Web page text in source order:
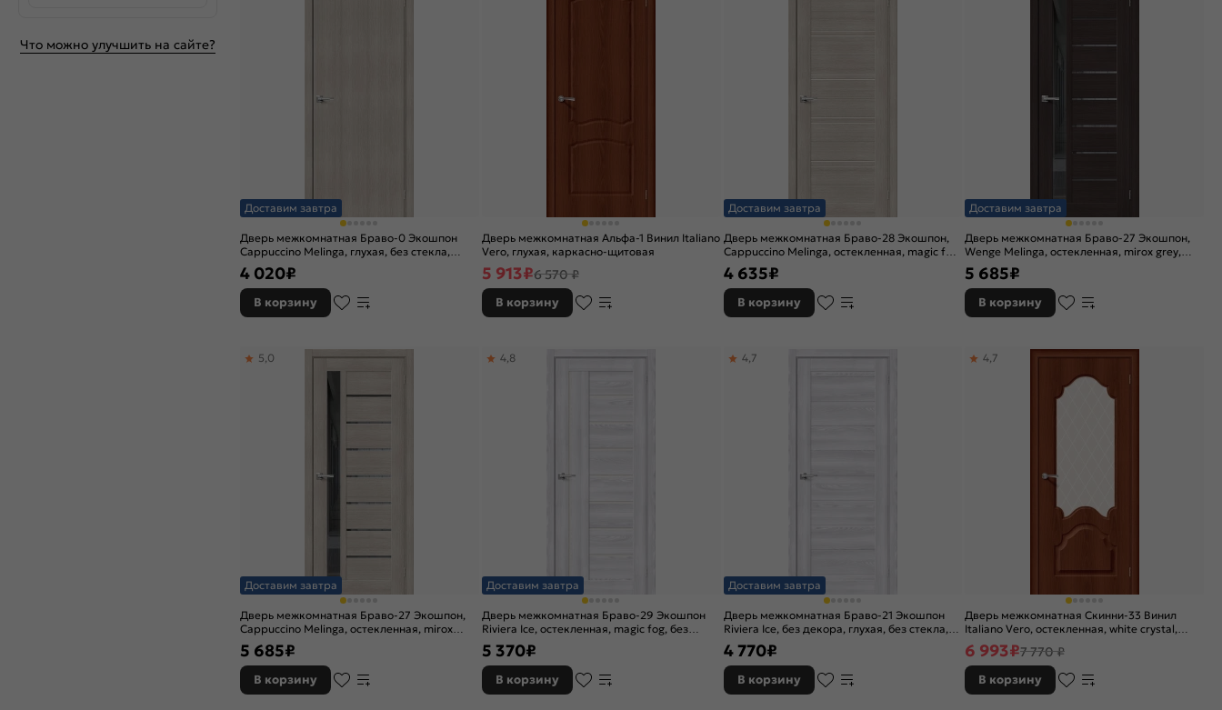
Что можно улучшить на сайте?
Доставим завтра
Дверь межкомнатная Браво-0 Экошпон
Cappuccino Melinga, глухая, без стекла,
каркасно-щитовая
4 020₽
В корзину
Дверь межкомнатная Альфа-1 Винил Italiano
Vero, глухая, каркасно-щитовая
5 913₽6 570 ₽
В корзину
Доставим завтра
Дверь межкомнатная Браво-28 Экошпон,
Cappuccino Melinga, остекленная, magic fog,
царговая
4 635₽
В корзину
Доставим завтра
Дверь межкомнатная Браво-27 Экошпон,
Wenge Melinga, остекленная, mirox grey,
царговая
5 685₽
В корзину
Доставим завтра
Дверь межкомнатная Браво-27 Экошпон,
Cappuccino Melinga, остекленная, mirox
grey, царговая
5,0
5 685₽
В корзину
Доставим завтра
Дверь межкомнатная Браво-29 Экошпон
Riviera Ice, остекленная, magic fog, без
кромки, царговая
4,8
5 370₽
В корзину
Доставим завтра
Дверь межкомнатная Браво-21 Экошпон
Riviera Ice, без декора, глухая, без стекла,
без кромки, царговая
4,7
4 770₽
В корзину
Дверь межкомнатная Скинни-33 Винил
Italiano Vero, остекленная, white сrystal,
скиновая
4,7
6 993₽7 770 ₽
В корзину